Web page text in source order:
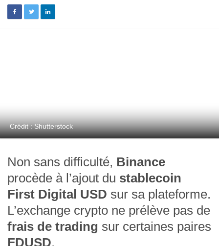
Crédit : Shutterstock
Non sans difficulté, Binance
procède à l’ajout du stablecoin
First Digital USD sur sa plateforme.
L’exchange crypto ne prélève pas de
frais de trading sur certaines paires
FDUSD.